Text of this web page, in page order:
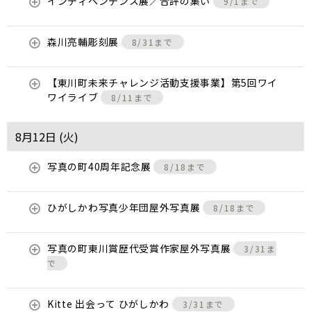
森川亮輔彫刻展 8/31まで
【東川町未来チャレンジ活動支援事業】第5回ワイ
ワイライブ
8/11まで
8月12日 (火)
写真の町40周年記念展 8/18まで
ひがしかわ写真少年団屋外写真展 8/18まで
写真の町東川賞歴代受賞作家屋外写真展
3/31ま
で
Kitte 出会って ひがしかわ 3/31まで